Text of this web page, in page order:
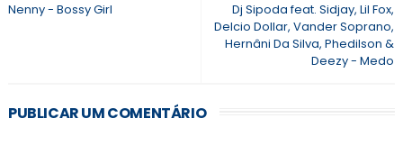
Dj Sipoda feat. Sidjay, Lil Fox,
Delcio Dollar, Vander Soprano,
Hernâni Da Silva, Phedilson &
Deezy - Medo
Nenny - Bossy Girl
PUBLICAR UM COMENTÁRIO